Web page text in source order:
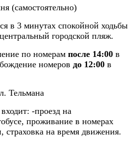
(самостоятельно)
в 3 минутах спокойной ходьбы
городской пляж.
по номерам после 14:00 в
номеров до 12:00 в
Тельмана
-проезд на
проживание в номерах
страховка на время движения.